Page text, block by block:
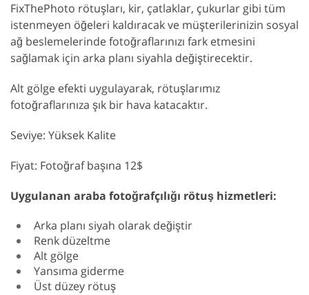
FixThePhoto rötuşları, kir, çatlaklar, çukurlar gibi tüm
istenmeyen öğeleri kaldıracak ve müşterilerinizin sosyal
ağ beslemelerinde fotoğraflarınızı fark etmesini
sağlamak için arka planı siyahla değiştirecektir.
Alt gölge efekti uygulayarak, rötuşlarımız
fotoğraflarınıza şık bir hava katacaktır.
Seviye: Yüksek Kalite
Fiyat: Fotoğraf başına 12$
Uygulanan araba fotoğrafçılığı rötuş hizmetleri:
Arka planı siyah olarak değiştir
Renk düzeltme
Alt gölge
Yansıma giderme
Üst düzey rötuş